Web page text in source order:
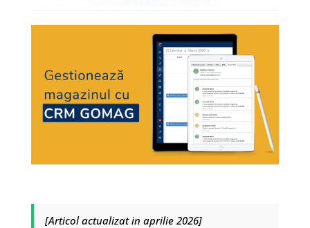
[Articol actualizat in aprilie 2026]